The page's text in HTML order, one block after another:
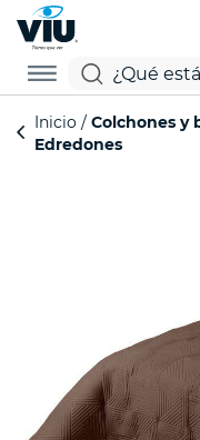
Inicio Colchones y
Edredones